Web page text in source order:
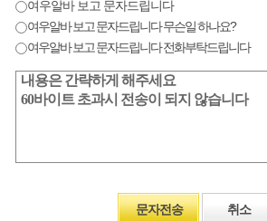
여우알바 보고 문자드립니다
여우알바 보고 문자드립니다 무슨일 하나요?
여우알바 보고 문자드립니다 전화부탁드립니다
문자전송 취소